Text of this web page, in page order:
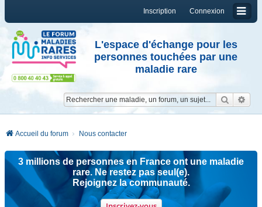
Connexion
Inscription
L'espace d'échange pour les
personnes touchées par une
maladie rare
Accueil du forum Nous contacter
3 millions de personnes en France ont une maladie
rare. Ne restez pas seul(e).
Rejoignez la communauté.